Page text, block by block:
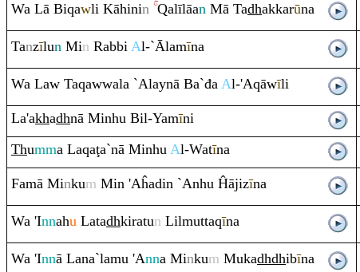
Wa Lā Biqawli Kāhinin Qalīlāan Mā Tadhakkarūna
Tanzīlun Min Rabbi Al-`Ālamīna
Wa Law Taqawwala `Alaynā Ba`đa Al-'Aqāwīli
La'akhadhnā Minhu Bil-Yamīni
Thumma Laqaţa`nā Minhu Al-Watīna
Famā Minkum Min 'Aĥadin `Anhu Ĥājizīna
Wa 'Innahu Latadhkiratun Lilmuttaqīna
Wa 'Innā Lana`lamu 'Anna Minkum Mukadhdhibīna